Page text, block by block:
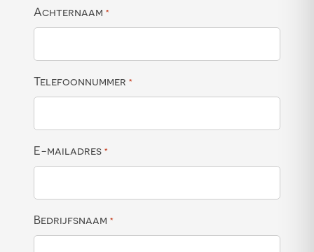
Achternaam *
Telefoonnummer *
E-mailadres *
Bedrijfsnaam *